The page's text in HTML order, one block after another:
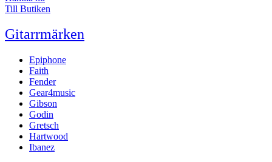
Till Butiken
Gitarrmärken
Epiphone
Faith
Fender
Gear4music
Gibson
Godin
Gretsch
Hartwood
Ibanez